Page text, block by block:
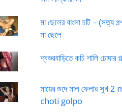
মা ছেলের বাংলা চটি – (সত্য
মা ছেলে
শ্বশুরবাড়িতে কচি শালি চোদার
মায়ের গুদে মাল ফেলার সুখ
choti golpo